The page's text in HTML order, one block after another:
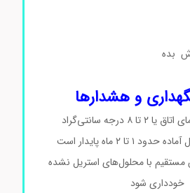
هیدروکسی پروپیل بتا سیکلو
و هشدارها
سانتی‌گراد
۲ ماه پایدار است
با محلول‌های استریل نشده
خودداری شود